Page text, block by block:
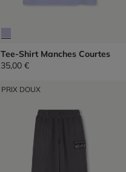
Tee-Shirt Manches Courtes
35,00 €
PRIX DOUX